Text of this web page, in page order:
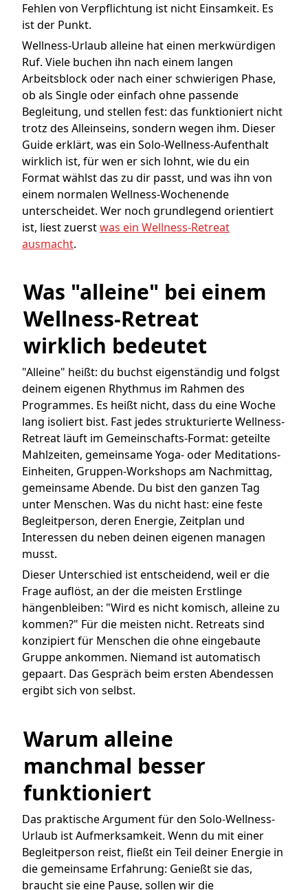
Fehlen von Verpflichtung ist nicht Einsamkeit. Es
ist der Punkt.
Wellness-Urlaub alleine hat einen merkwürdigen
Ruf. Viele buchen ihn nach einem langen
Arbeitsblock oder nach einer schwierigen Phase,
ob als Single oder einfach ohne passende
Begleitung, und stellen fest: das funktioniert nicht
trotz des Alleinseins, sondern wegen ihm. Dieser
Guide erklärt, was ein Solo-Wellness-Aufenthalt
wirklich ist, für wen er sich lohnt, wie du ein
Format wählst das zu dir passt, und was ihn von
einem normalen Wellness-Wochenende
unterscheidet. Wer noch grundlegend orientiert
ist, liest zuerstwas ein Wellness-Retreat
ausmacht.
Was "alleine" bei einem
Wellness-Retreat
wirklich bedeutet
"Alleine" heißt: du buchst eigenständig und folgst
deinem eigenen Rhythmus im Rahmen des
Programmes. Es heißt nicht, dass du eine Woche
lang isoliert bist. Fast jedes strukturierte Wellness-
Retreat läuft im Gemeinschafts-Format: geteilte
Mahlzeiten, gemeinsame Yoga- oder Meditations-
Einheiten, Gruppen-Workshops am Nachmittag,
gemeinsame Abende. Du bist den ganzen Tag
unter Menschen. Was du nicht hast: eine feste
Begleitperson, deren Energie, Zeitplan und
Interessen du neben deinen eigenen managen
musst.
Dieser Unterschied ist entscheidend, weil er die
Frage auflöst, an der die meisten Erstlinge
hängenbleiben: "Wird es nicht komisch, alleine zu
kommen?" Für die meisten nicht. Retreats sind
konzipiert für Menschen die ohne eingebaute
Gruppe ankommen. Niemand ist automatisch
gepaart. Das Gespräch beim ersten Abendessen
ergibt sich von selbst.
Warum alleine
manchmal besser
funktioniert
Das praktische Argument für den Solo-Wellness-
Urlaub ist Aufmerksamkeit. Wenn du mit einer
Begleitperson reist, fließt ein Teil deiner Energie in
die gemeinsame Erfahrung: Genießt sie das,
braucht sie eine Pause, sollen wir die